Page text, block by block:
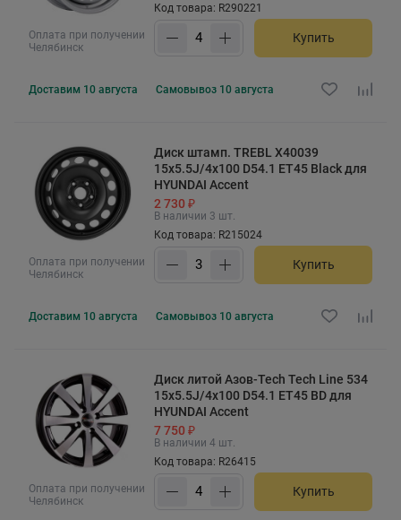
Оплата при получении
Челябинск
Код товара: R290221
Купить
Доставим 10 августа Самовывоз 10 августа
Оплата при получении
Челябинск
Диск штамп. TREBL X40039
15x5.5J/4x100 D54.1 ET45 Black для
HYUNDAI Accent
2 730 ₽
В наличии 3 шт.
Код товара: R215024
Купить
Доставим 10 августа Самовывоз 10 августа
Оплата при получении
Челябинск
Диск литой Азов-Tech Tech Line 534
15x5.5J/4x100 D54.1 ET45 BD для
HYUNDAI Accent
7 750 ₽
В наличии 4 шт.
Код товара: R26415
Купить